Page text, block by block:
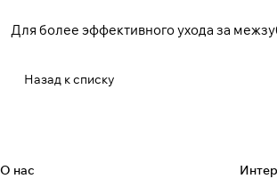
Для более эффективного ухода за
Назад к списку
О нас